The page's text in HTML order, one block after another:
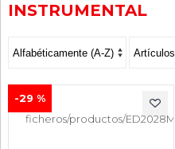
INSTRUMENTAL
-29 %